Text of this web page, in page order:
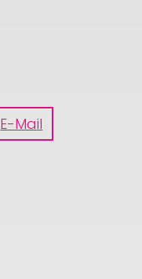
E-Mail